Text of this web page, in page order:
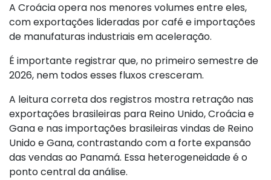
A Croácia opera nos menores volumes entre eles,
com exportações lideradas por café e importações
de manufaturas industriais em aceleração.
É importante registrar que, no primeiro semestre de
2026, nem todos esses fluxos cresceram.
A leitura correta dos registros mostra retração nas
exportações brasileiras para Reino Unido, Croácia e
Gana e nas importações brasileiras vindas de Reino
Unido e Gana, contrastando com a forte expansão
das vendas ao Panamá. Essa heterogeneidade é o
ponto central da análise.